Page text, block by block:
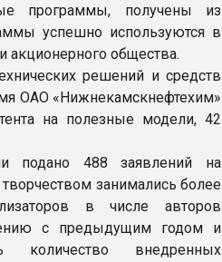
программы, получены из
успешно используются в
акционерного общества.
решений и средств
ОАО «Нижнекамскнефтехим»
на полезные модели, 42
подано 488 заявлений на
занимались более
в числе авторов
с предыдущим годом и
внедренных